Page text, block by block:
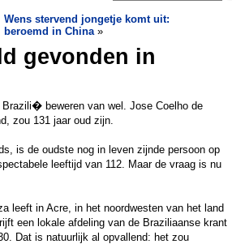
Wens stervend jongetje komt uit:
beroemd in China»
gevonden in
beweren van wel. Jose Coelho de
zou 131 jaar oud zijn.
is de oudste nog in leven zijnde persoon op
leeftijd van 112. Maar de vraag is nu
leeft in Acre, in het noordwesten van het land
een lokale afdeling van de Braziliaanse krant
Dat is natuurlijk al opvallend: het zou